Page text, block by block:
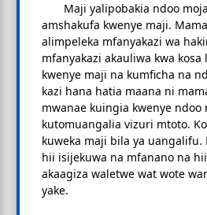
Maji yalipobakia ndoo
amshakufa kwenye maji.
alimpeleka mfanyakazi wa
mfanyakazi akauliwa kwa
kwenye maji na kumficha na
kazi hana hatia maana ni
mwanae kuingia kwenye ndoo
kutomuangalia vizuri mtoto.
kuweka maji bila ya uangalifu.
hii isijekuwa na mfanano na
akaagiza waletwe wat wote
yake.